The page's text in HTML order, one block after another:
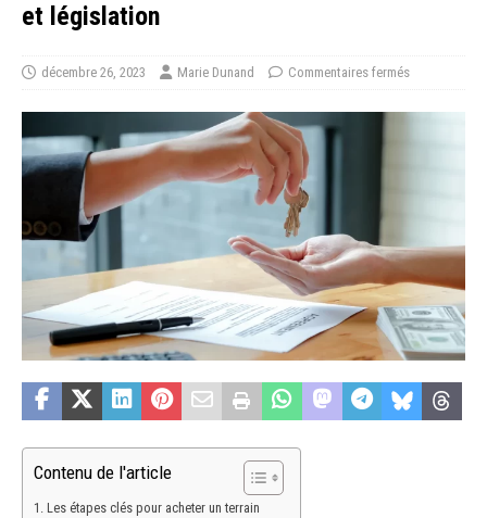
et législation
décembre 26, 2023 Marie Dunand Commentaires fermés
Contenu de l'article
Les étapes clés pour acheter un terrain